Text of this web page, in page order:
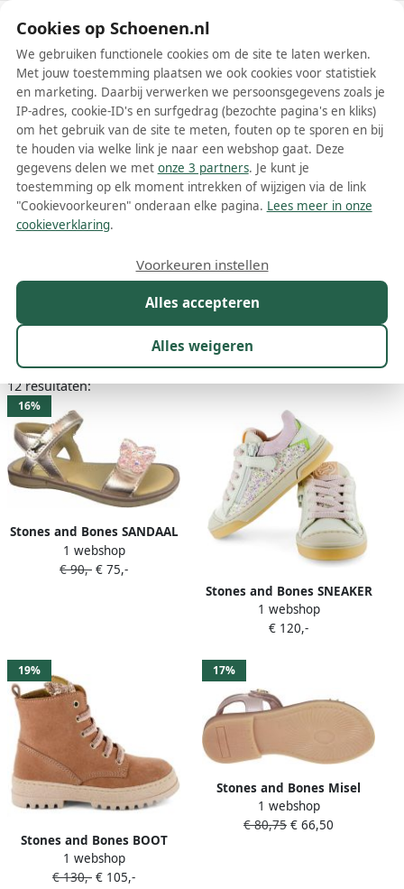
Schoenen.nl
Wis filters Alle filters
Roze Stones and Bones
damesschoenen
Meer lezen
Boots Sandalen Sneakers
12 resultaten:
16%
Stones and Bones SANDAAL
ZELLY
1 webshop
€ 90,- € 75,-
Stones and Bones SNEAKER
DOREY
1 webshop
€ 120,-
19%
Stones and Bones BOOT
SVASA
1 webshop
€ 130,- € 105,-
17%
Stones and Bones Misel
Sandaal Roze
1 webshop
€ 80,75 € 66,50
Cookies op Schoenen.nl
We gebruiken functionele cookies om de site te laten werken.
Met jouw toestemming plaatsen we ook cookies voor statistiek
en marketing. Daarbij verwerken we persoonsgegevens zoals je
IP-adres, cookie-ID's en surfgedrag (bezochte pagina's en kliks)
om het gebruik van de site te meten, fouten op te sporen en bij
te houden via welke link je naar een webshop gaat. Deze
gegevens delen we met onze 3 partners. Je kunt je
toestemming op elk moment intrekken of wijzigen via de link
"Cookievoorkeuren" onderaan elke pagina. Lees meer in onze
cookieverklaring.
Alles accepteren
Alles weigeren
Voorkeuren instellen